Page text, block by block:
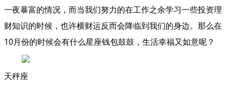
一夜暴富的情况，而当我们努力的在工作之余学习一些投资理
财知识的时候，也许横财运反而会降临到我们的身边。那么在
10月份的时候会有什么星座钱包鼓鼓，生活幸福又如意呢？
天秤座